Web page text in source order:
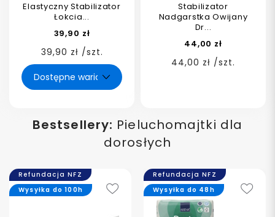
Elastyczny Stabilizator
Łokcia...
39,90 zł
39,90 zł /szt.
Stabilizator
Nadgarstka Owijany
Dr...
44,00 zł
44,00 zł /szt.
Bestsellery: Pieluchomajtki dla
dorosłych
Refundacja NFZ
Wysyłka do 100h
Refundacja NFZ
Wysyłka do 48h